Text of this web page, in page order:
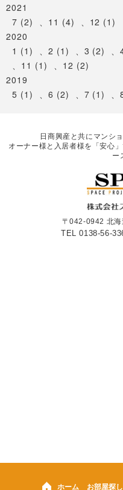
2021
7 (2)
、 11 (4) 、 12 (1)
2020
1 (1)
、 2 (1) 、 3 (2) 、
、 11 (1) 、 12 (2)
2019
5 (1)
、 6 (2) 、 7 (1) 、
日商興産と共にマンシ
オーナー様と入居者様を「安心
ー
〒042-0942 北
TEL 0138-56-
ホーム お部屋探し